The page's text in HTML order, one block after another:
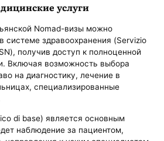
услуги
Nomad-визы можно
системе здравоохранения (Servizio
получив доступ к полноценной
Включая возможность выбора
на диагностику, лечение в
специализированные
di base) является основным
наблюдение за пациентом,